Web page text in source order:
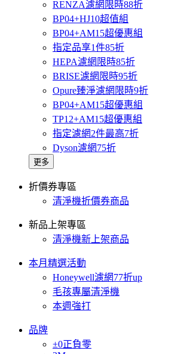
RENZA濾網限時88折
BP04+HJ10超值組
BP04+AM15超優惠組
指定品享1件85折
HEPA濾網限時85折
BRISE濾網限時95折
Opure臻淨濾網限時9折
BP04+AM15超優惠組
TP12+AM15超優惠組
指定濾網2件最高7折
Dyson濾網75折
更多
折價券專區
清淨機折價券商品
新品上架專區
清淨機新上架商品
本月精選活動
Honeywell濾網77折up
毛孩專屬清淨機
本週強打
品牌
±0正負零